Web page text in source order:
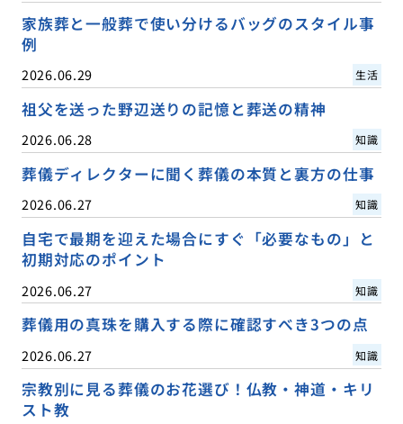
家族葬と一般葬で使い分けるバッグのスタイル事
例
2026.06.29 生活
祖父を送った野辺送りの記憶と葬送の精神
2026.06.28 知識
葬儀ディレクターに聞く葬儀の本質と裏方の仕事
2026.06.27 知識
自宅で最期を迎えた場合にすぐ「必要なもの」と
初期対応のポイント
2026.06.27 知識
葬儀用の真珠を購入する際に確認すべき3つの点
2026.06.27 知識
宗教別に見る葬儀のお花選び！仏教・神道・キリ
スト教